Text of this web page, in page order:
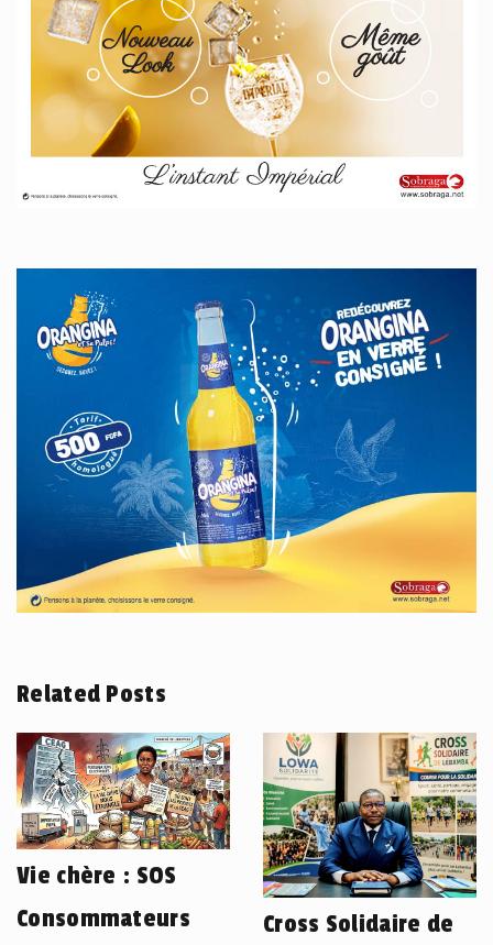
Related Posts
Vie chère : SOS
Consommateurs
Cross Solidaire de